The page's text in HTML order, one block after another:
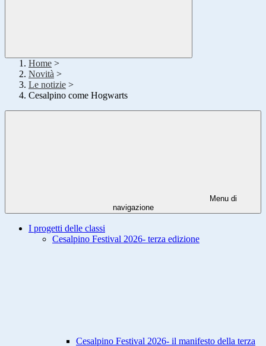
Home >
Novità >
Le notizie >
Cesalpino come Hogwarts
Menu di
navigazione
I progetti delle classi
Cesalpino Festival 2026- terza edizione
Cesalpino Festival 2026- il manifesto della terza